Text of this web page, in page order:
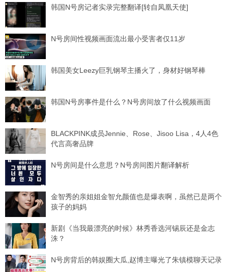
韩国N号房记者实录完整翻译[转自凤凰天使]
N号房间性视频画面流出最小受害者仅11岁
韩国美女Leezy巨乳钢琴主播火了，身材好钢琴棒
韩国N号房事件是什么？N号房间放了什么视频画面
BLACKPINK成员Jennie、Rose、Jisoo Lisa，4人4色
代言高奢品牌
N号房间是什么意思？N号房间图片翻译解析
金智秀的亲姐姐金智允颜值也是爆表啊，虽然已是两个
孩子的妈妈
新剧《当我最漂亮的时候》林秀香选河锡辰还是金志
洙？
N号房背后的韩娱圈大瓜,赵博主曝光了朱镇模聊天记录